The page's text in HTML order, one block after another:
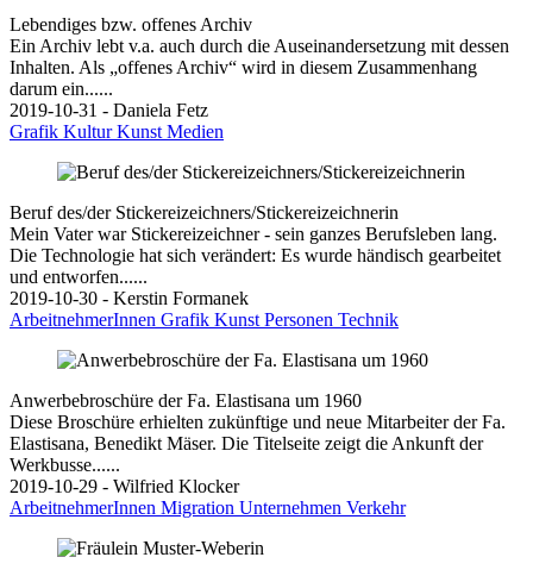
Lebendiges bzw. offenes Archiv
Ein Archiv lebt v.a. auch durch die Auseinandersetzung mit dessen
Inhalten. Als „offenes Archiv“ wird in diesem Zusammenhang
darum ein......
2019-10-31 - Daniela Fetz
Grafik KulturKunst Medien
Beruf des/der Stickereizeichners/Stickereizeichnerin
Mein Vater war Stickereizeichner - sein ganzes Berufsleben lang.
Die Technologie hat sich verändert: Es wurde händisch gearbeitet
und entworfen......
2019-10-30 - Kerstin Formanek
ArbeitnehmerInnen Grafik Kunst Personen Technik
Anwerbebroschüre der Fa. Elastisana um 1960
Diese Broschüre erhielten zukünftige und neue Mitarbeiter der Fa.
Elastisana, Benedikt Mäser. Die Titelseite zeigt die Ankunft der
Werkbusse......
2019-10-29 - Wilfried Klocker
ArbeitnehmerInnen Migration Unternehmen Verkehr